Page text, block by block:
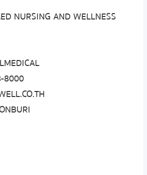
NURSING AND WELLNESS
8000